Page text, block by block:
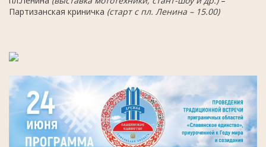
Партизанская криничка (старт с пл. Ленина – 15.00)